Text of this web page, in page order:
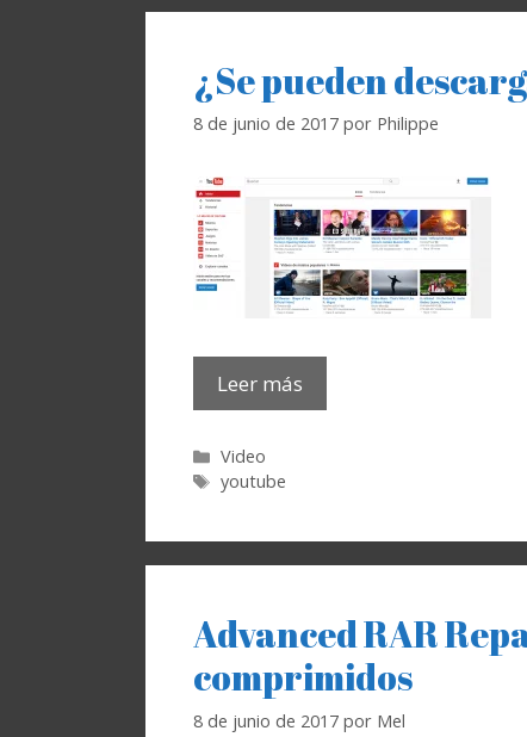
¿Se pueden
8 de junio de 2017 por Philippe
Leer más
Categorías
Video
Etiquetas
youtube
Advanced RAR
comprimidos
8 de junio de 2017 por Mel